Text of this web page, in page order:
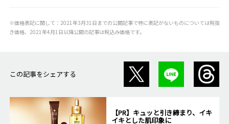
※価格表記に関して：2021年3月31日までの公開記事で特に表記がないものについては税抜
き価格、2021年4月1日以降公開の記事は税込み価格です。
この記事をシェアする
【PR】キュッと引き締まり、イキ
イキとした肌印象に